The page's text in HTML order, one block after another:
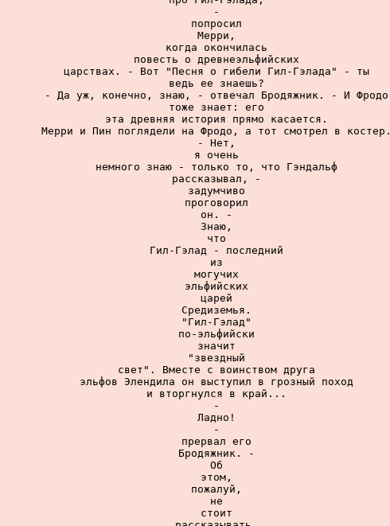
-
попросил
Мерри,
когда окончилась
повесть о древнеэльфийских
царствах. - Вот "Песня о гибели Гил-Гэлада" - ты
ведь ее знаешь?
- Да уж, конечно, знаю, - отвечал Бродяжник. - И Фродо
тоже знает: его
эта древняя история прямо касается.
Мерри и Пин поглядели на Фродо, а тот смотрел в костер.
- Нет,
я очень
немного знаю - только то, что Гэндальф
рассказывал, -
задумчиво
проговорил
он. -
Знаю,
что
Гил-Гэлад - последний
из
могучих
эльфийских
царей
Средиземья.
"Гил-Гэлад"
по-эльфийски
значит
"звездный
свет". Вместе с воинством друга
эльфов Элендила он выступил в грозный поход
и вторгнулся в край...
-
Ладно!
-
прервал его
Бродяжник. -
Об
этом,
пожалуй,
не
стоит